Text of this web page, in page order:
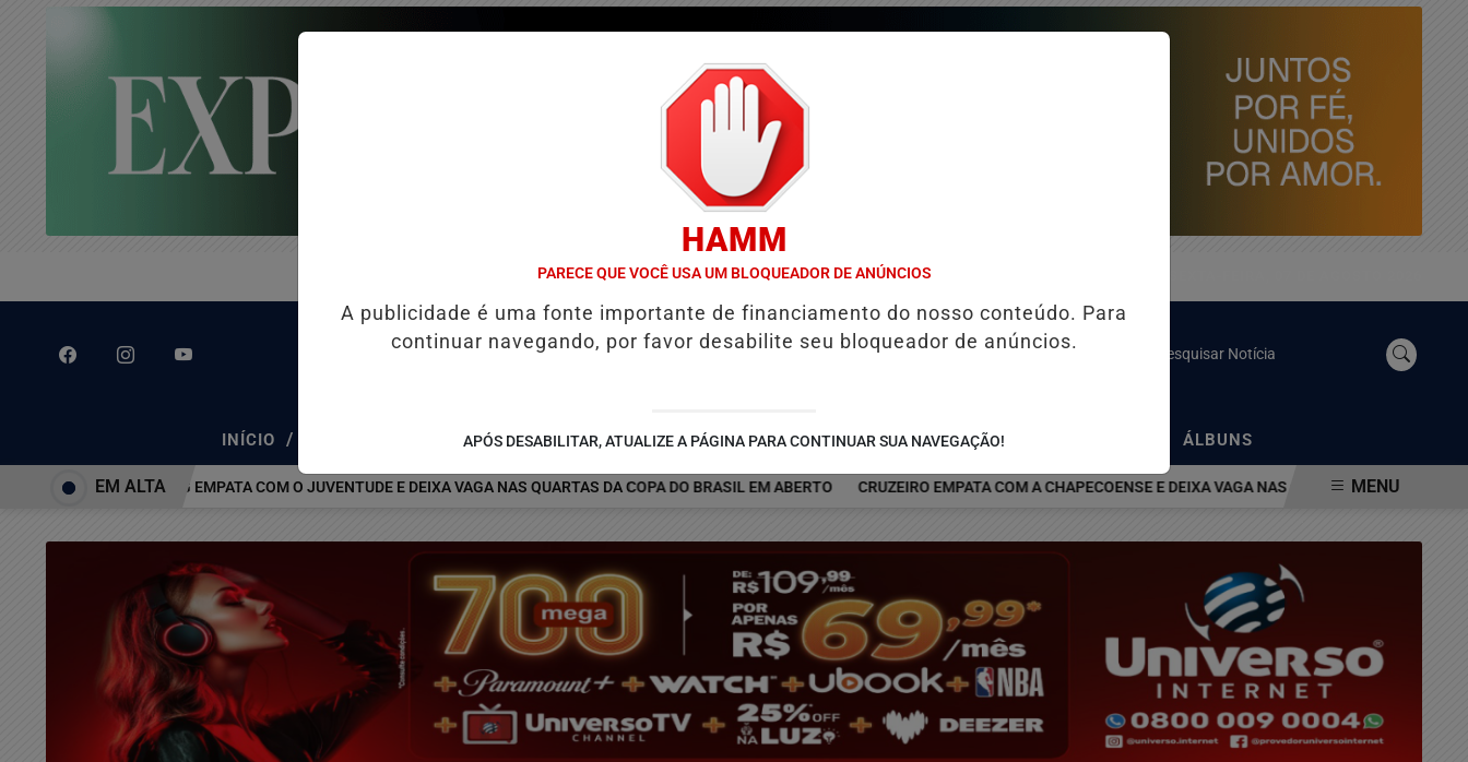
Pesquisar Notícia
INÍCIO / COLUNAS / GUIA COMERCIAL / EDIÇÕES / NOTÍCIAS / NOSSO YOUTUBE ÁLBUNS
ATLÉTICO-MG EMPATA COM O JUVENTUDE E DEIXA VAGA NAS QUARTAS DA COPA DO BRASIL EM ABERTO CRUZEIRO EMPATA COM A CHAPECOENSE E DEIXA VAGA NAS QUARTAS DA COPA DO BRASIL
EM ALTA MENU
HAMM
PARECE QUE VOCÊ USA UM BLOQUEADOR DE ANÚNCIOS
A publicidade é uma fonte importante de financiamento do nosso conteúdo. Para
continuar navegando, por favor desabilite seu bloqueador de anúncios.
APÓS DESABILITAR, ATUALIZE A PÁGINA PARA CONTINUAR SUA NAVEGAÇÃO!